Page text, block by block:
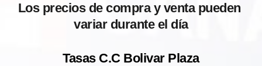
Los precios de compra y venta pueden
variar durante el día
Tasas C.C Bolivar Plaza